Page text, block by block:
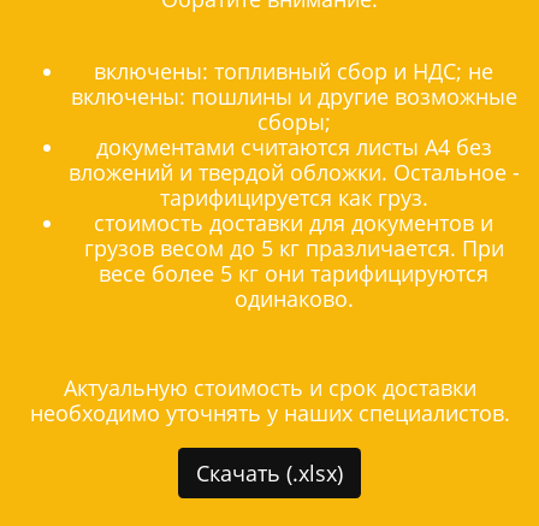
включены: топливный сбор и НДС; не
включены: пошлины и другие возможные
сборы;
документами считаются листы А4 без
вложений и твердой обложки. Остальное -
тарифицируется как груз.
стоимость доставки для документов и
грузов весом до 5 кг празличается. При
весе более 5 кг они тарифицируются
одинаково.
Актуальную стоимость и срок доставки
необходимо уточнять у наших специалистов.
Скачать (.xlsx)